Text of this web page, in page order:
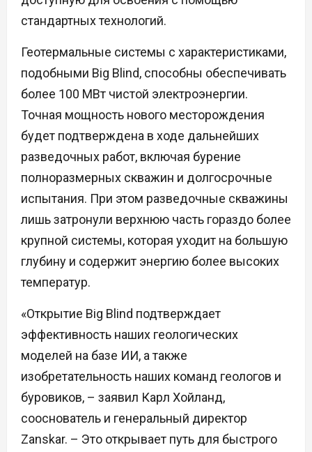
стандартных технологий.
Геотермальные системы с характеристиками,
подобными Big Blind, способны обеспечивать
более 100 МВт чистой электроэнергии.
Точная мощность нового месторождения
будет подтверждена в ходе дальнейших
разведочных работ, включая бурение
полноразмерных скважин и долгосрочные
испытания. При этом разведочные скважины
лишь затронули верхнюю часть гораздо более
крупной системы, которая уходит на большую
глубину и содержит энергию более высоких
температур.
«Открытие Big Blind подтверждает
эффективность наших геологических
моделей на базе ИИ, а также
изобретательность наших команд геологов и
буровиков, – заявил Карл Хойланд,
сооснователь и генеральный директор
Zanskar. – Это открывает путь для быстрого